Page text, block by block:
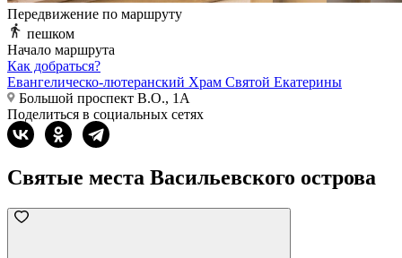
Передвижение по маршруту
пешком
Начало маршрута
Как добраться?
Евангелическо-лютеранский Храм Святой Екатерины
Большой проспект В.О., 1А
Поделиться в социальных сетях
Святые места Васильевского острова